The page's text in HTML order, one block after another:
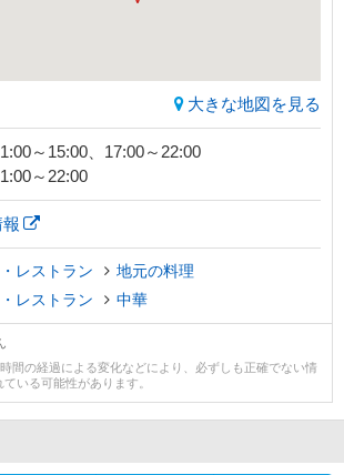
大きな地図を見る
～15:00、17:00～22:00
～22:00
レストラン
地元の料理
レストラン
中華
間の経過による変化などにより、必ずしも正確でない情
いる可能性があります。